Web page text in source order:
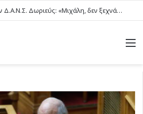
D24 Δίκτυο Φίλων Δ.Α.Ν.Σ. Δωριεύς: «Μιχάλη, δεν ξεχνάμε – Η βία δεν είναι μαγκιά»